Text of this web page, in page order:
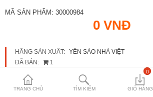
TRANG CHỦ TÌM KIẾM
0
GIỎ HÀNG
MÃ SẢN PHẨM: 30000984
0 VNĐ
HÃNG SẢN XUẤT: YẾN SÀO NHÀ VIỆT
ĐÃ BÁN:
1
TÌNH TRẠNG:
CÒN HÀNG